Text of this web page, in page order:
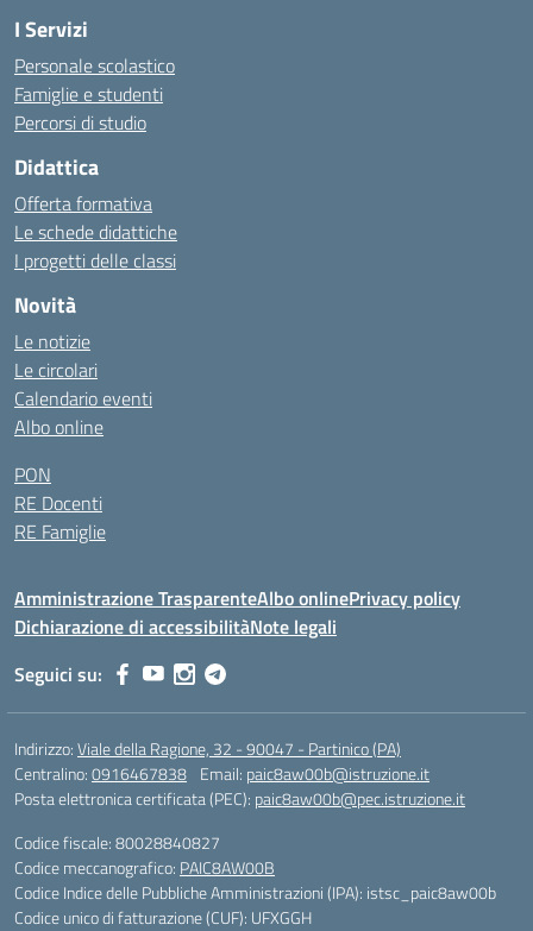
I Servizi
Personale scolastico
Famiglie e studenti
Percorsi di studio
Didattica
Offerta formativa
Le schede didattiche
I progetti delle classi
Novità
Le notizie
Le circolari
Calendario eventi
Albo online
PON
RE Docenti
RE Famiglie
Amministrazione TrasparenteAlbo onlinePrivacy policy
Dichiarazione di accessibilitàNote legali
Seguici su:
Indirizzo:Viale della Ragione, 32 - 90047 - Partinico (PA)
Centralino:0916467838 Email: paic8aw00b@istruzione.it
Posta elettronica certificata (PEC): paic8aw00b@pec.istruzione.it
Codice fiscale: 80028840827
Codice meccanografico: PAIC8AW00B
Codice Indice delle Pubbliche Amministrazioni (IPA): istsc_paic8aw00b
Codice unico di fatturazione (CUF): UFXGGH